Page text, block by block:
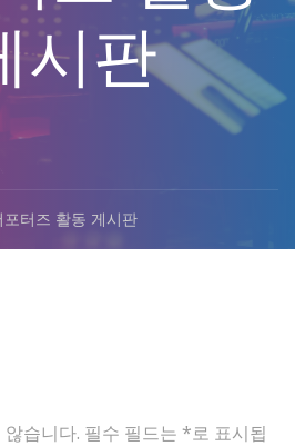
시판
포터즈 활동 게시판
습니다. 필수 필드는 *로 표시됩